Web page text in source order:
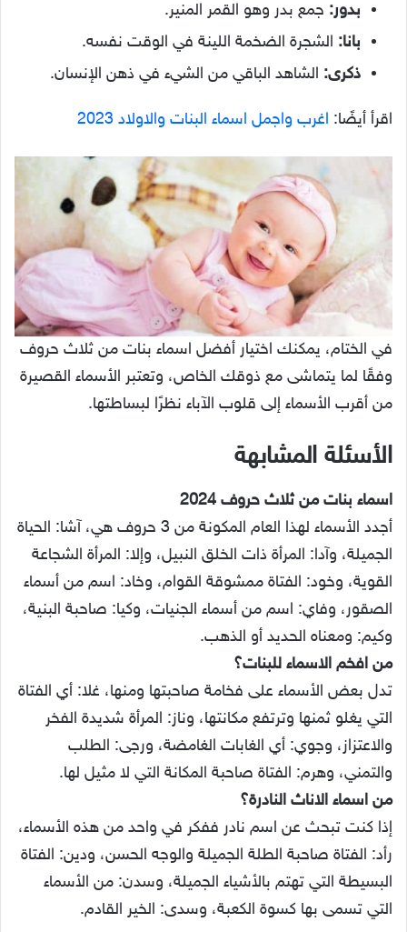
بدور: جمع بدر وهو القمر المنير.
بانا: الشجرة الضخمة اللينة في الوقت نفسه.
ذكرى: الشاهد الباقي من الشيء في ذهن الإنسان.
اقرأ أيضًا: اغرب واجمل اسماء البنات والاولاد 2023
في الختام، يمكنك اختيار أفضل اسماء بنات من ثلاث حروف
وفقًا لما يتماشى مع ذوقك الخاص، وتعتبر الأسماء القصيرة
من أقرب الأسماء إلى قلوب الآباء نظرًا لبساطتها.
الأسئلة المشابهة
اسماء بنات من ثلاث حروف 2024
أجدد الأسماء لهذا العام المكونة من 3 حروف هي، آشا: الحياة
الجميلة، وآدا: المرأة ذات الخلق النبيل، وإلا: المرأة الشجاعة
القوية، وخود: الفتاة ممشوقة القوام، وخاد: اسم من أسماء
الصقور، وفاي: اسم من أسماء الجنيات، وكيا: صاحبة البنية،
وكيم: ومعناه الحديد أو الذهب.
من افخم الاسماء للبنات؟
تدل بعض الأسماء على فخامة صاحبتها ومنها، غلا: أي الفتاة
التي يغلو ثمنها وترتفع مكانتها، وناز: المرأة شديدة الفخر
والاعتزاز، وجوي: أي الغابات الغامضة، ورجى: الطلب
والتمني، وهرم: الفتاة صاحبة المكانة التي لا مثيل لها.
من اسماء الاناث النادرة؟
إذا كنت تبحث عن اسم نادر ففكر في واحد من هذه الأسماء،
رأد: الفتاة صاحبة الطلة الجميلة والوجه الحسن، ودين: الفتاة
البسيطة التي تهتم بالأشياء الجميلة، وسدن: من الأسماء
التي تسمى بها كسوة الكعبة، وسدى: الخير القادم.